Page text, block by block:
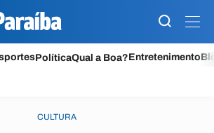
PolíticaQual a Boa?Entretenimento
CULTURA